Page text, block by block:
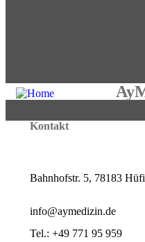
Kontakt
Bahnhofstr. 5, 78183
info@aymedizin.de
Tel.: +49 771 95 959